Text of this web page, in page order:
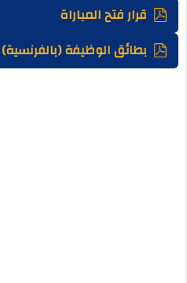
قرار فتح المباراة
بطائق الوظيفة (بالفرنسية)